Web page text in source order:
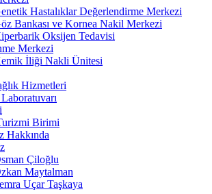
Hastalıklar Değerlendirme Merkezi
Bankası ve Kornea Nakil Merkezi
Oksijen Tedavisi
Merkezi
İliği Nakli Ünitesi
Hizmetleri
Birimi
Hakkında
Çiloğlu
Maytalman
Uçar Taşkaya